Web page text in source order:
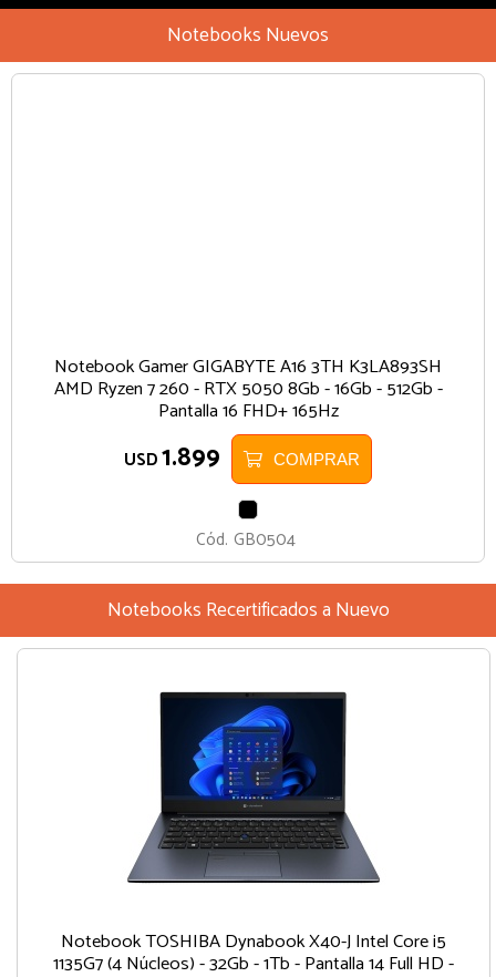
Notebooks Nuevos
Notebook Gamer GIGABYTE A16 3TH K3LA893SH
AMD Ryzen 7 260 - RTX 5050 8Gb - 16Gb - 512Gb -
Pantalla 16 FHD+ 165Hz
USD1.899 COMPRAR
Cód. GB0504
Notebooks Recertificados a Nuevo
Notebook TOSHIBA Dynabook X40-J Intel Core i5
1135G7 (4 Núcleos) - 32Gb - 1Tb - Pantalla 14 Full HD -